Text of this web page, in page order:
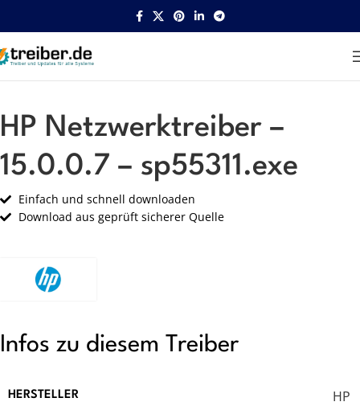
Startseite HP Netzwerk
HP Netzwerktreiber –
15.0.0.7 – sp55311.exe
Einfach und schnell downloaden
Download aus geprüft sicherer Quelle
Infos zu diesem Treiber
HERSTELLER HP